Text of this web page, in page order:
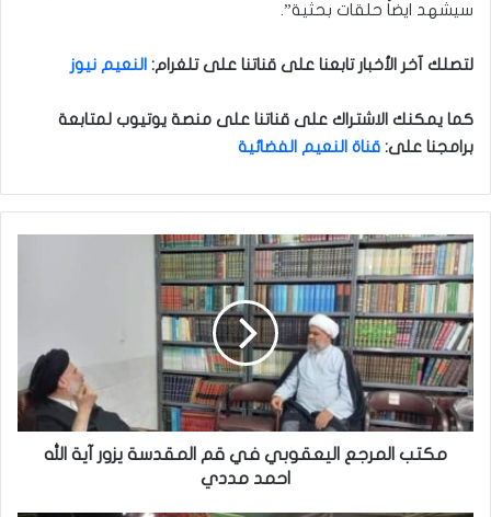
سيشهد ايضاً حلقات بحثية”.
لتصلك آخر الأخبار تابعنا على قناتنا على تلغرام: النعيم نيوز
كما يمكنك الاشتراك على قناتنا على منصة يوتيوب لمتابعة
برامجنا على: قناة النعيم الفضائية
م
ك
ت
ب
ا
ل
م
ر
ج
مكتب المرجع اليعقوبي في قم المقدسة يزور آية الله
احمد مددي